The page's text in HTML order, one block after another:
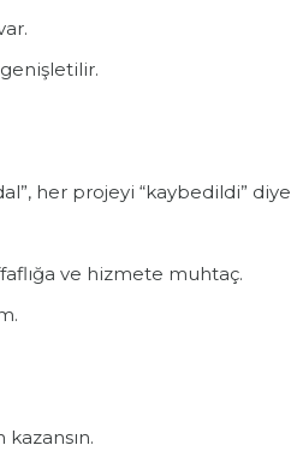
genişletilir.
her projeyi “kaybedildi”
ve hizmete muhtaç.